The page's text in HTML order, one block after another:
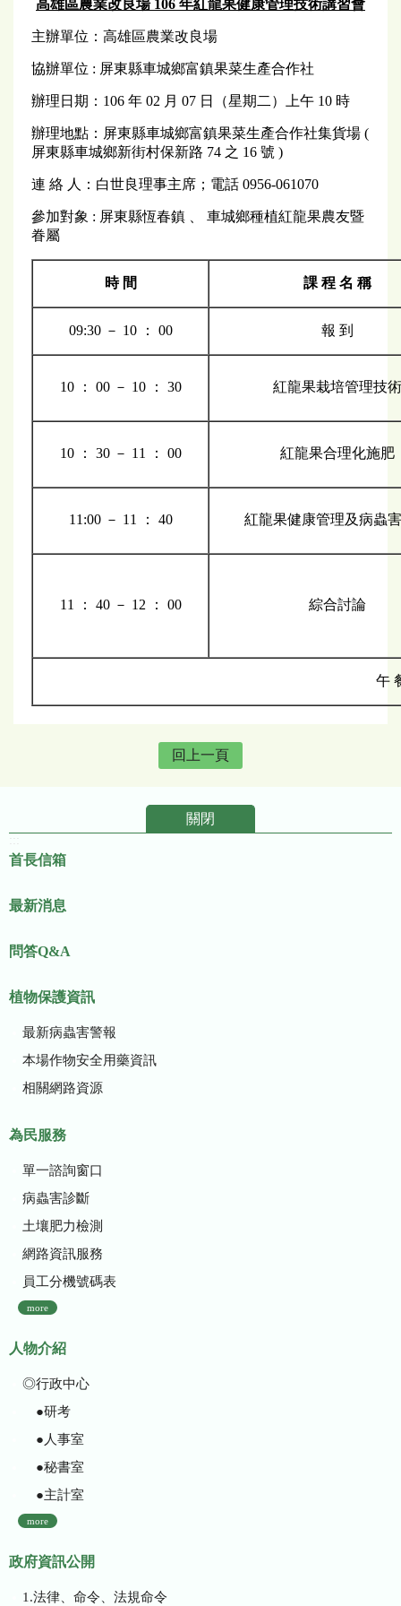
高雄區農業改良場 106 年紅龍果健康管理技術講習會
主辦單位：高雄區農業改良場
協辦單位 : 屏東縣車城鄉富鎮果菜生產合作社
辦理日期：106 年 02 月 07 日（星期二）上午 10 時
辦理地點：屏東縣車城鄉富鎮果菜生產合作社集貨場 (
屏東縣車城鄉新街村保新路 74 之 16 號 )
連 絡 人：白世良理事主席；電話 0956-061070
參加對象 : 屏東縣恆春鎮 、 車城鄉種植紅龍果農友暨
眷屬
時 間 課 程 名 稱
09:30 － 10 ： 00 報 到
10 ： 00 － 10 ： 30 紅龍果栽培管理技術
10 ： 30 － 11 ： 00 紅龍果合理化施肥
11:00 － 11 ： 40 紅龍果健康管理及病蟲
11 ： 40 － 12 ： 00 綜合討論
午
回上一頁
關閉
首長信箱
最新消息
問答Q&A
植物保護資訊
最新病蟲害警報
本場作物安全用藥資訊
相關網路資源
為民服務
單一諮詢窗口
病蟲害診斷
土壤肥力檢測
網路資訊服務
員工分機號碼表
more
人物介紹
◎行政中心
●研考
●人事室
●秘書室
●主計室
more
政府資訊公開
1.法律、命令、法規命令